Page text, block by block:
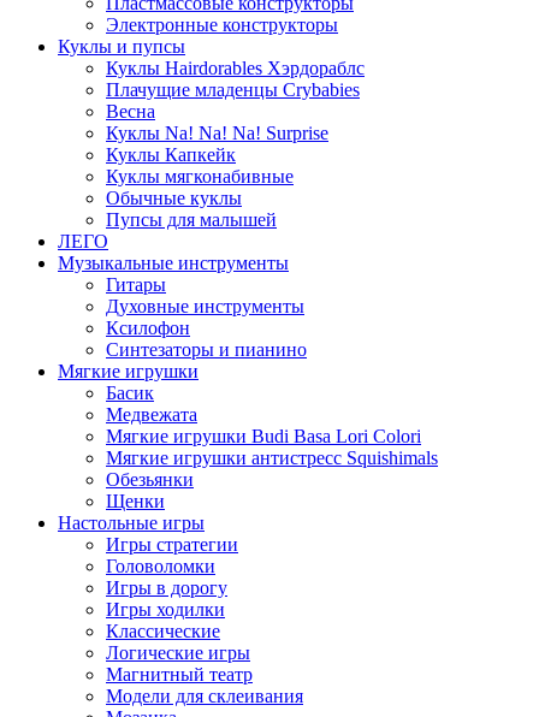
Электронные конструкторы
Куклы и пупсы
Куклы Hairdorables Хэрдораблс
Плачущие младенцы Crybabies
Весна
Куклы Na! Na! Na! Surprise
Куклы Капкейк
Куклы мягконабивные
Обычные куклы
Пупсы для малышей
ЛЕГО
Музыкальные инструменты
Гитары
Духовные инструменты
Ксилофон
Синтезаторы и пианино
Мягкие игрушки
Басик
Медвежата
Мягкие игрушки Budi Basa Lori Colori
Мягкие игрушки антистресс Squishimals
Обезьянки
Щенки
Настольные игры
Игры стратегии
Головоломки
Игры в дорогу
Игры ходилки
Классические
Логические игры
Магнитный театр
Модели для склеивания